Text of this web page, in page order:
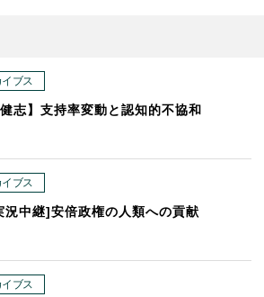
ブス
健志】支持率変動と認知的不協和
ブス
況中継]安倍政権の人類への貢献
ブス